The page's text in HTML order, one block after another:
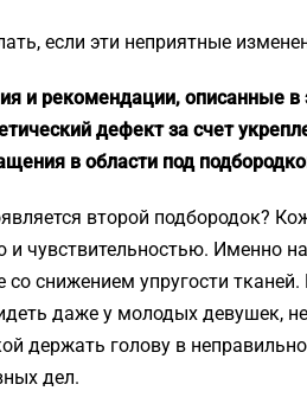
если эти неприятные
и рекомендации, описанные в
дефект за счет
в области под
второй подбородок?
и чувствительностью. Именно
со снижением упругости
даже у молодых девушек,
держать голову в
дел.